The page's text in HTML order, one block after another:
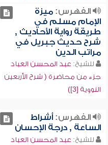
الفهرس:ميزة
الإمام مسلم في
طريقة رواية الأحاديث ,
شرح حديث جبريل في
مراتب الدين
للشيخ: عبد المحسن العباد
جزء من محاضرة ( شرح الأربعين
النووية [3])
الفهرس:أشراط
الساعة , درجة الإحسان
للشيخ: عبد المحسن العباد